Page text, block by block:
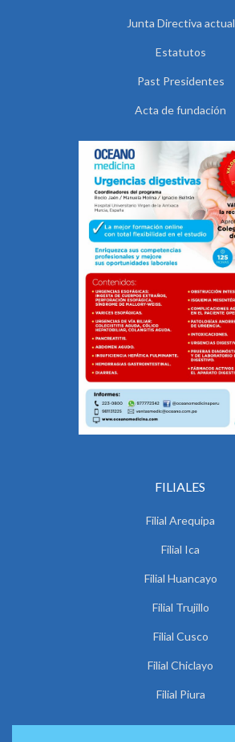
Junta Directiva actual
Estatutos
Past Presidentes
Acta de fundación
FILIALES
Filial Arequipa
Filial Ica
Filial Huancayo
Filial Trujillo
Filial Cusco
Filial Chiclayo
Filial Piura